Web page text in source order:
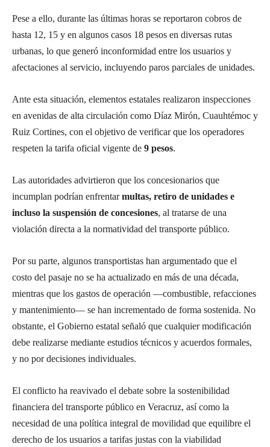
Pese a ello, durante las últimas horas se reportaron cobros de
hasta 12, 15 y en algunos casos 18 pesos en diversas rutas
urbanas, lo que generó inconformidad entre los usuarios y
afectaciones al servicio, incluyendo paros parciales de unidades.
Ante esta situación, elementos estatales realizaron inspecciones
en avenidas de alta circulación como Díaz Mirón, Cuauhtémoc y
Ruiz Cortines, con el objetivo de verificar que los operadores
respeten la tarifa oficial vigente de 9 pesos.
Las autoridades advirtieron que los concesionarios que
incumplan podrían enfrentarmultas, retiro de unidades e
incluso la suspensión de concesiones, al tratarse de una
violación directa a la normatividad del transporte público.
Por su parte, algunos transportistas han argumentado que el
costo del pasaje no se ha actualizado en más de una década,
mientras que los gastos de operación —combustible, refacciones
y mantenimiento— se han incrementado de forma sostenida. No
obstante, el Gobierno estatal señaló que cualquier modificación
debe realizarse mediante estudios técnicos y acuerdos formales,
y no por decisiones individuales.
El conflicto ha reavivado el debate sobre la sostenibilidad
financiera del transporte público en Veracruz, así como la
necesidad de una política integral de movilidad que equilibre el
derecho de los usuarios a tarifas justas con la viabilidad